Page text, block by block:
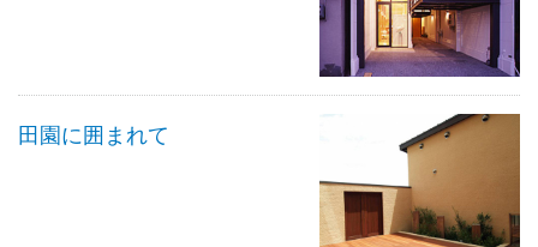
田園に囲まれて